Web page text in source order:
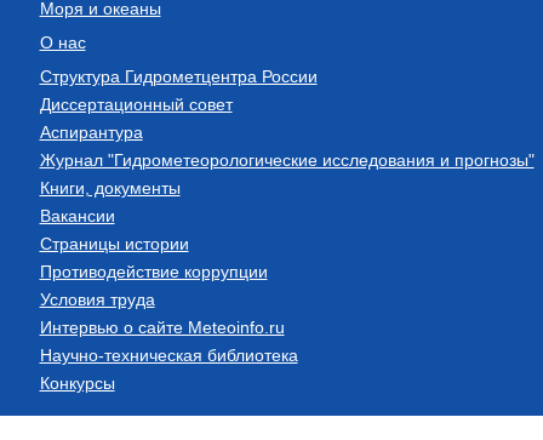
Моря и океаны
О нас
Структура Гидрометцентра России
Диссертационный совет
Аспирантура
Журнал "Гидрометеорологические исследования и прогнозы"
Книги, документы
Вакансии
Страницы истории
Противодействие коррупции
Условия труда
Интервью о сайте Meteoinfo.ru
Научно-техническая библиотека
Конкурсы